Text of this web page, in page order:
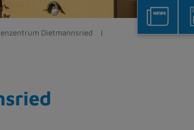
Dietmannsried